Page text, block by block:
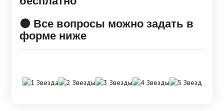
🟠 Все вопросы можно задать в
форме ниже